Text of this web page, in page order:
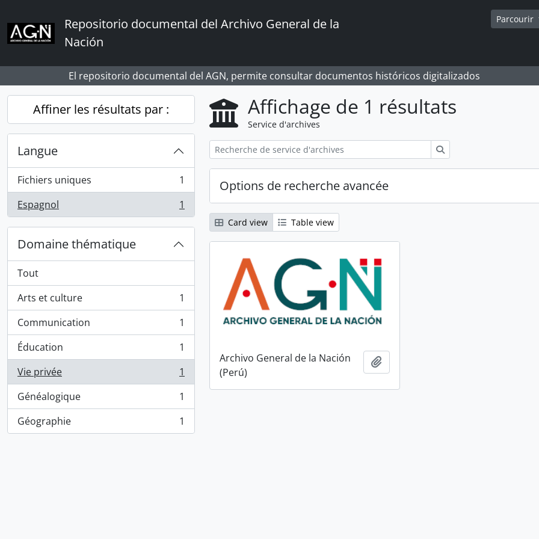
Repositorio documental del Archivo General de la
Nación
Parcourir
El repositorio documental del AGN, permite consultar documentos históricos digitalizados
Affiner les résultats par :
Langue
Fichiers uniques
, 1 résultats
1
Espagnol
, 1 résultats 1
Domaine thématique
Tout
Arts et culture
, 1 résultats
1
Communication
, 1 résultats
1
Éducation
, 1 résultats
1
Vie privée
, 1 résultats
1
Généalogique
, 1 résultats
1
Géographie
, 1 résultats 1
Affichage de 1 résultats
Service d'archives
Options de recherche avancée
Card view Table view
Archivo General de la Nación
(Perú)